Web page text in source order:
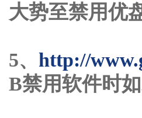
大势至禁用优
5、 http://
B禁用软件时